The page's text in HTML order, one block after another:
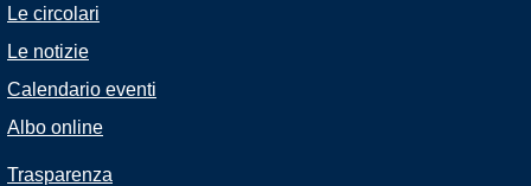
Le circolari
Le notizie
Calendario eventi
Albo online
Trasparenza